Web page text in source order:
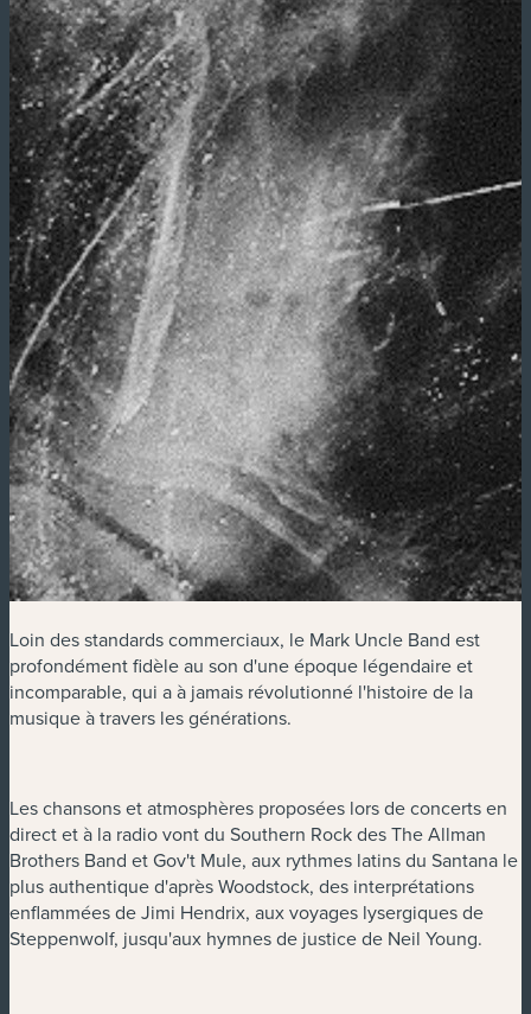
Loin des standards commerciaux, le Mark Uncle Band est
profondément fidèle au son d'une époque légendaire et
incomparable, qui a à jamais révolutionné l'histoire de la
musique à travers les générations.
Les chansons et atmosphères proposées lors de concerts en
direct et à la radio vont du Southern Rock des The Allman
Brothers Band et Gov't Mule, aux rythmes latins du Santana le
plus authentique d'après Woodstock, des interprétations
enflammées de Jimi Hendrix, aux voyages lysergiques de
Steppenwolf, jusqu'aux hymnes de justice de Neil Young.